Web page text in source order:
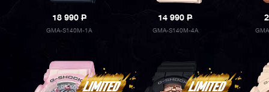
18 990P
GMA-S140M-1A
14 990P
GMA-S140M-4A